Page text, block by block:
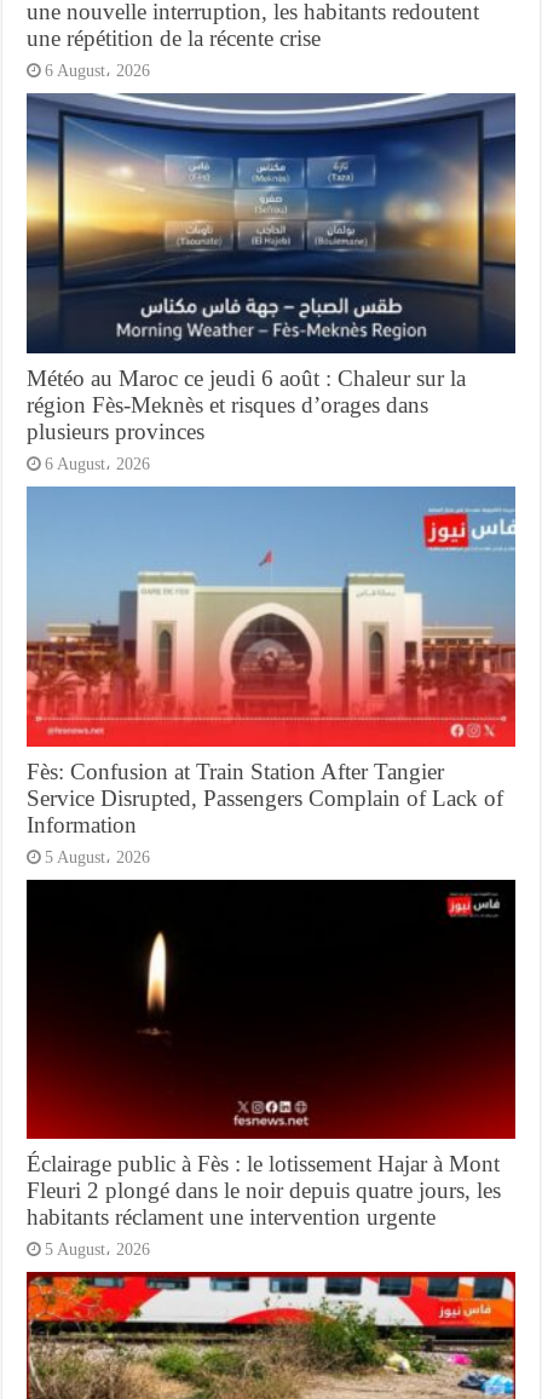
une nouvelle interruption, les habitants redoutent
une répétition de la récente crise
6 August، 2026
Météo au Maroc ce jeudi 6 août : Chaleur sur la
région Fès-Meknès et risques d’orages dans
plusieurs provinces
6 August، 2026
Fès: Confusion at Train Station After Tangier
Service Disrupted, Passengers Complain of Lack of
Information
5 August، 2026
Éclairage public à Fès : le lotissement Hajar à Mont
Fleuri 2 plongé dans le noir depuis quatre jours, les
habitants réclament une intervention urgente
5 August، 2026